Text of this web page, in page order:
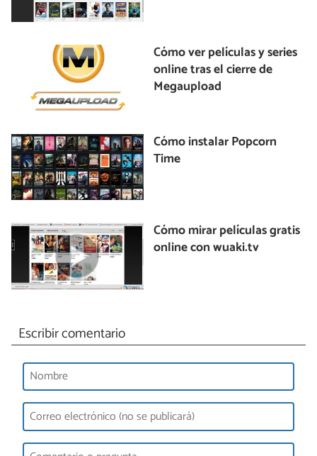
Cómo ver películas y series
online tras el cierre de
Megaupload
Cómo instalar Popcorn
Time
Cómo mirar películas gratis
online con wuaki.tv
Escribir comentario